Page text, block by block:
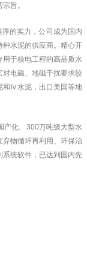
旨。
的实力，公司成为国内
水泥的供应商。精心开
于核电工程的高品质水
电磁、地磁干扰要求较
和Ⅳ水泥，出口美国等地
产化、300万吨级大型水
物循环再利用、环保治
统软件，已达到国内先